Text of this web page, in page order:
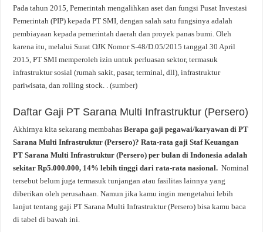
Pada tahun 2015, Pemerintah mengalihkan aset dan fungsi Pusat Investasi
Pemerintah (PIP) kepada PT SMI, dengan salah satu fungsinya adalah
pembiayaan kepada pemerintah daerah dan proyek panas bumi. Oleh
karena itu, melalui Surat OJK Nomor S-48/D.05/2015 tanggal 30 April
2015, PT SMI memperoleh izin untuk perluasan sektor, termasuk
infrastruktur sosial (rumah sakit, pasar, terminal, dll), infrastruktur
pariwisata, dan rolling stock. . (sumber)
Daftar Gaji PT Sarana Multi Infrastruktur (Persero)
Akhirnya kita sekarang membahasBerapa gaji pegawai/karyawan di PT
Sarana Multi Infrastruktur (Persero)? Rata-rata gaji Staf Keuangan
PT Sarana Multi Infrastruktur (Persero) per bulan di Indonesia adalah
sekitar Rp5.000.000, 14% lebih tinggi dari rata-rata nasional. Nominal
tersebut belum juga termasuk tunjangan atau fasilitas lainnya yang
diberikan oleh perusahaan. Namun jika kamu ingin mengetahui lebih
lanjut tentang gaji PT Sarana Multi Infrastruktur (Persero) bisa kamu baca
di tabel di bawah ini.